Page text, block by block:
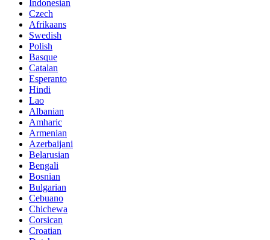
Indonesian
Czech
Afrikaans
Swedish
Polish
Basque
Catalan
Esperanto
Hindi
Lao
Albanian
Amharic
Armenian
Azerbaijani
Belarusian
Bengali
Bosnian
Bulgarian
Cebuano
Chichewa
Corsican
Croatian